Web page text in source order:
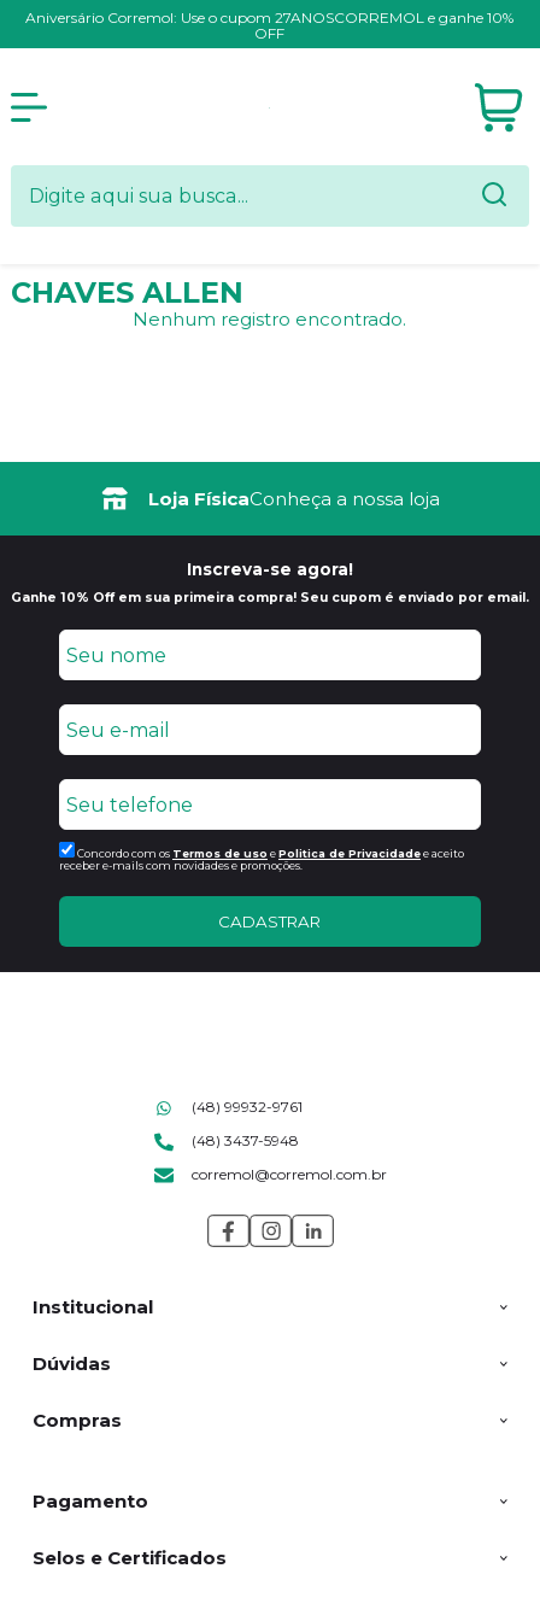
Aniversário Corremol: Use o cupom 27ANOSCORREMOL e ganhe 10%
OFF
CHAVES ALLEN
Nenhum registro encontrado.
Loja FísicaConheça a nossa loja
Inscreva-se agora!
Ganhe 10% Off em sua primeira compra! Seu cupom é enviado por email.
Concordo com os Termos de uso ePolitica de Privacidadee aceito
receber e-mails com novidades e promoções.
CADASTRAR
Institucional
Dúvidas
Compras
(48) 99932-9761
(48) 3437-5948
corremol@corremol.com.br
Pagamento
Selos e Certificados